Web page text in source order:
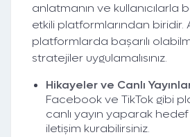
anlatmanın ve kullanıcılarla
etkili platformlarından biridir.
platformlarda başarılı
stratejiler uygulamalısınız.
Hikayeler ve Canlı
Facebook ve TikTok gibi
canlı yayın yaparak hedef
iletişim kurabilirsiniz.